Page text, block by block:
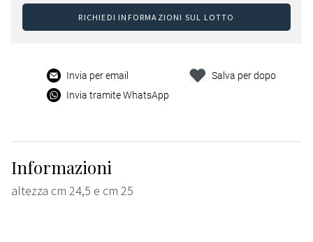
RICHIEDI INFORMAZIONI SUL LOTTO
Invia per email
Invia tramite WhatsApp
Salva per dopo
Informazioni
altezza cm 24,5 e cm 25